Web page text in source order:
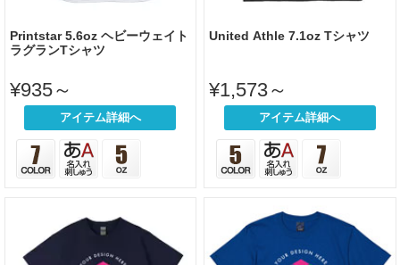
Printstar 5.6oz ヘビーウェイト
ラグランTシャツ
¥935～
アイテム詳細へ
United Athle 7.1oz Tシャツ
¥1,573～
アイテム詳細へ